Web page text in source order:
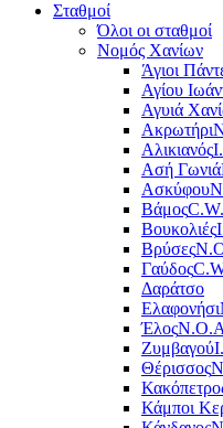
Σταθμοί
Όλοι οι σταθμοί
Νομός Χανίων
Άγιοι
Αγίου
Αγυιά
Ακρωτήρι
Αλικιανός
Ασή Γωνιά
Ασκύφου
ΒάμοςC.W.
Βουκολιές
Βρύσες
Γαύδος
Δαράτσο
Ελαφονήσι
Έλος
Ζυμβαγού
Θέρισσος
Κάμποι